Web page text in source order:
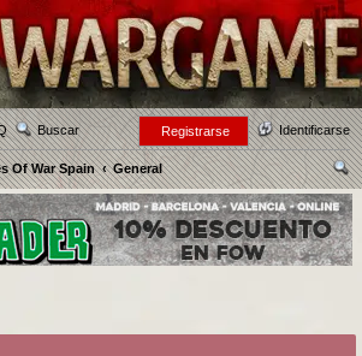
Buscar Identificarse
Registrarse
Of War Spain
General
us
car